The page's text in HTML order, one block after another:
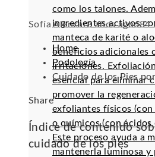
como los talones.
ingredientes activos
manteca de karité o
beneficios adicionales
irritaciones.
esencial para eliminar
promover la
exfoliantes físicos
o químicos (con
Este proceso ayuda a
mantenerla luminosa
Sofía Alencar8 años ago684
Home
Podología
Cuidado de los Pies
Facebook
Twitter
LinkedIn
Pinterest
Stumbleupon
Email
Share
Índice de contenido
cuidado de los pies